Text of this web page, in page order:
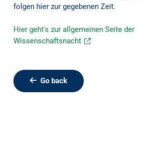
folgen hier zur gegebenen Zeit.
Hier geht's zur allgemeinen Seite der
Wissenschaftsnacht
Go back